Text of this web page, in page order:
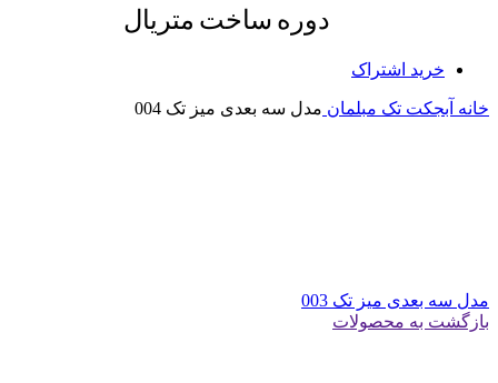
دوره ساخت متریال
خرید اشتراک
خانه آبجکت تک مبلمان مدل سه بعدی میز تک 004
مدل سه بعدی میز تک 003
بازگشت به محصولات